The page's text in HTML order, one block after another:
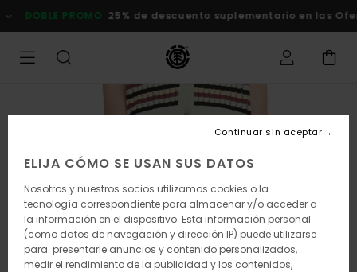
a
la
DOBLE PROMO 25% de descuento suplementario en las
ELIJA CÓMO SE USAN SUS DATOS
Nosotros y nuestros socios utilizamos cookies o la
tecnología correspondiente para almacenar y/o acceder a
la información en el dispositivo. Esta información personal
(como datos de navegación y dirección IP) puede utilizarse
para: presentarle anuncios y contenido personalizados,
medir el rendimiento de la publicidad y los contenidos,
Continuar sin aceptar